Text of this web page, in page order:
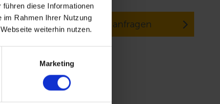
diese Informationen
im Rahmen Ihrer Nutzung
weiterhin nutzen.
Marketing
Jetzt anfragen